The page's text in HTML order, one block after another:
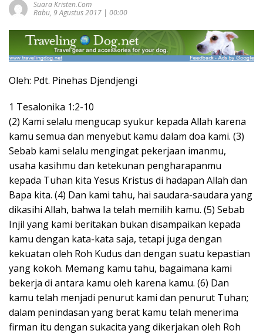
Suara Kristen.com
Rabu, 9 Agustus 2017 | 00:00
Oleh: Pdt. Pinehas Djendjengi
1 Tesalonika 1:2-10
(2) Kami selalu mengucap syukur kepada Allah karena
kamu semua dan menyebut kamu dalam doa kami. (3)
Sebab kami selalu mengingat pekerjaan imanmu,
usaha kasihmu dan ketekunan pengharapanmu
kepada Tuhan kita Yesus Kristus di hadapan Allah dan
Bapa kita. (4) Dan kami tahu, hai saudara-saudara yang
dikasihi Allah, bahwa Ia telah memilih kamu. (5) Sebab
Injil yang kami beritakan bukan disampaikan kepada
kamu dengan kata-kata saja, tetapi juga dengan
kekuatan oleh Roh Kudus dan dengan suatu kepastian
yang kokoh. Memang kamu tahu, bagaimana kami
bekerja di antara kamu oleh karena kamu. (6) Dan
kamu telah menjadi penurut kami dan penurut Tuhan;
dalam penindasan yang berat kamu telah menerima
firman itu dengan sukacita yang dikerjakan oleh Roh